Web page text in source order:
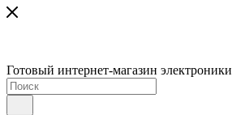
Готовый интернет-магазин электроники